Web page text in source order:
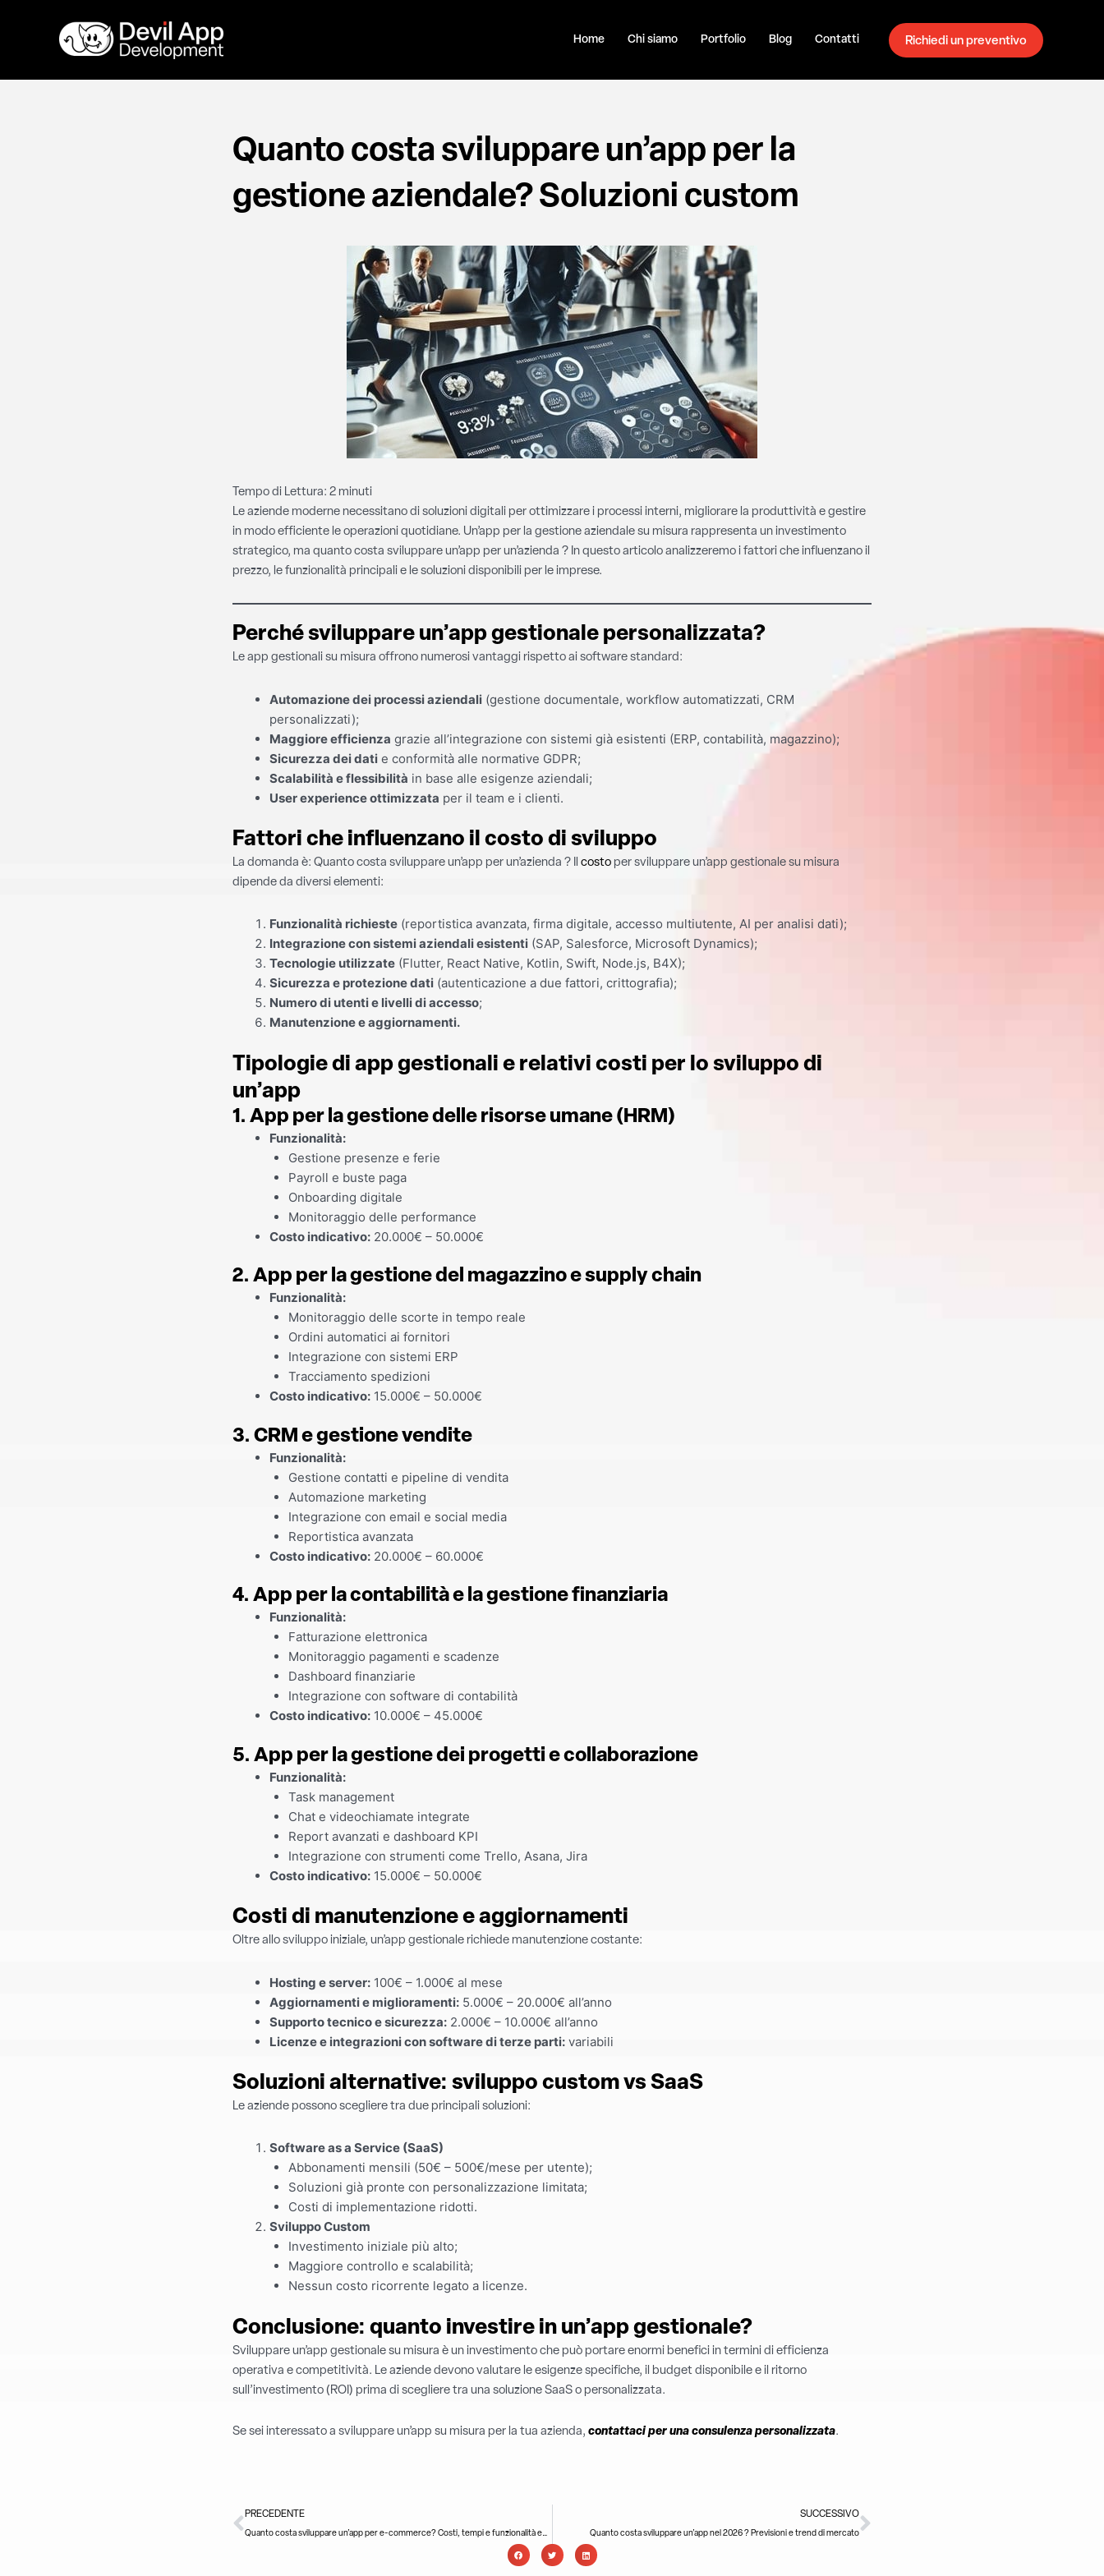
Home Chi siamo Portfolio Blog Contatti Richiedi un preventivo
Quanto costa sviluppare un’app per la
gestione aziendale? Soluzioni custom
Tempo di Lettura: 2 minuti
Le aziende moderne necessitano di soluzioni digitali per ottimizzare i processi interni, migliorare la produttività e gestire
in modo efficiente le operazioni quotidiane. Un’app per la gestione aziendale su misura rappresenta un investimento
strategico, ma quanto costa sviluppare un’app per un’azienda ? In questo articolo analizzeremo i fattori che influenzano il
prezzo, le funzionalità principali e le soluzioni disponibili per le imprese.
Perché sviluppare un’app gestionale personalizzata?
Le app gestionali su misura offrono numerosi vantaggi rispetto ai software standard:
Automazione dei processi aziendali (gestione documentale, workflow automatizzati, CRM
personalizzati);
Maggiore efficienza grazie all’integrazione con sistemi già esistenti (ERP, contabilità, magazzino);
Sicurezza dei dati e conformità alle normative GDPR;
Scalabilità e flessibilità in base alle esigenze aziendali;
User experience ottimizzata per il team e i clienti.
Fattori che influenzano il costo di sviluppo
La domanda è: Quanto costa sviluppare un’app per un’azienda ? Il costo per sviluppare un’app gestionale su misura
dipende da diversi elementi:
Funzionalità richieste (reportistica avanzata, firma digitale, accesso multiutente, AI per analisi dati);
Integrazione con sistemi aziendali esistenti (SAP, Salesforce, Microsoft Dynamics);
Tecnologie utilizzate (Flutter, React Native, Kotlin, Swift, Node.js, B4X);
Sicurezza e protezione dati (autenticazione a due fattori, crittografia);
Numero di utenti e livelli di accesso;
Manutenzione e aggiornamenti.
Tipologie di app gestionali e relativi costi per lo sviluppo di
un’app
1. App per la gestione delle risorse umane (HRM)
Funzionalità:
Gestione presenze e ferie
Payroll e buste paga
Onboarding digitale
Monitoraggio delle performance
Costo indicativo: 20.000€ – 50.000€
2. App per la gestione del magazzino e supply chain
Funzionalità:
Monitoraggio delle scorte in tempo reale
Ordini automatici ai fornitori
Integrazione con sistemi ERP
Tracciamento spedizioni
Costo indicativo: 15.000€ – 50.000€
3. CRM e gestione vendite
Funzionalità:
Gestione contatti e pipeline di vendita
Automazione marketing
Integrazione con email e social media
Reportistica avanzata
Costo indicativo: 20.000€ – 60.000€
4. App per la contabilità e la gestione finanziaria
Funzionalità:
Fatturazione elettronica
Monitoraggio pagamenti e scadenze
Dashboard finanziarie
Integrazione con software di contabilità
Costo indicativo: 10.000€ – 45.000€
5. App per la gestione dei progetti e collaborazione
Funzionalità:
Task management
Chat e videochiamate integrate
Report avanzati e dashboard KPI
Integrazione con strumenti come Trello, Asana, Jira
Costo indicativo: 15.000€ – 50.000€
Costi di manutenzione e aggiornamenti
Oltre allo sviluppo iniziale, un’app gestionale richiede manutenzione costante:
Hosting e server: 100€ – 1.000€ al mese
Aggiornamenti e miglioramenti: 5.000€ – 20.000€ all’anno
Supporto tecnico e sicurezza: 2.000€ – 10.000€ all’anno
Licenze e integrazioni con software di terze parti: variabili
Soluzioni alternative: sviluppo custom vs SaaS
Le aziende possono scegliere tra due principali soluzioni:
Software as a Service (SaaS)
Abbonamenti mensili (50€ – 500€/mese per utente);
Soluzioni già pronte con personalizzazione limitata;
Costi di implementazione ridotti.
Sviluppo Custom
Investimento iniziale più alto;
Maggiore controllo e scalabilità;
Nessun costo ricorrente legato a licenze.
Conclusione: quanto investire in un’app gestionale?
Sviluppare un’app gestionale su misura è un investimento che può portare enormi benefici in termini di efficienza
operativa e competitività. Le aziende devono valutare le esigenze specifiche, il budget disponibile e il ritorno
sull’investimento (ROI) prima di scegliere tra una soluzione SaaS o personalizzata.
Se sei interessato a sviluppare un’app su misura per la tua azienda, contattaci per una consulenza personalizzata.
PRECEDENTE
Quanto costa sviluppare un’app per e-commerce? Costi, tempi e funzionalità essenziali
SUCCESSIVO
Quanto costa sviluppare un’app nel 2026 ? Previsioni e trend di mercato